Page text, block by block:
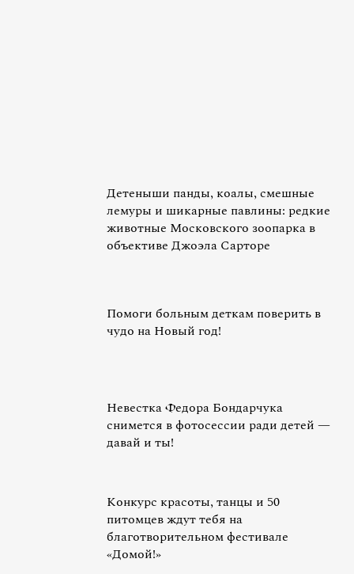
Детеныши панды, коалы, смешные
лемуры и шикарные павлины: редкие
животные Московского зоопарка в
объективе Джоэла Сарторе
Помоги больным деткам поверить в
чудо на Новый год!
Невестка Федора Бондарчука
снимется в фотосессии ради детей —
давай и ты!
Конкурс красоты, танцы и 50
питомцев ждут тебя на
благотворительном фестивале
«Домой!»